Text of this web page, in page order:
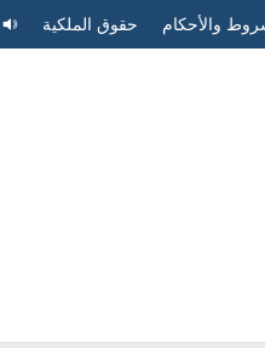
والأحكام حقوق الملكية